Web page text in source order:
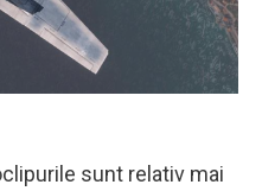
sunt relativ mai